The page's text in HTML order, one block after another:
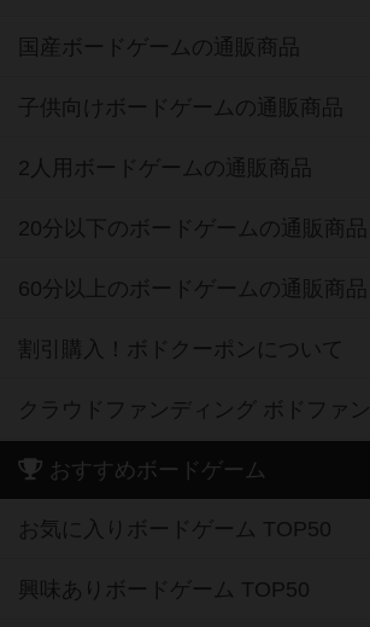
国産ボードゲームの通販商品
子供向けボードゲームの通販商品
2人用ボードゲームの通販商品
20分以下のボードゲームの通販商品
60分以上のボードゲームの通販商品
割引購入！ボドクーポンについて
クラウドファンディング ボドファン
おすすめボードゲーム
お気に入りボードゲーム TOP50
興味ありボードゲーム TOP50